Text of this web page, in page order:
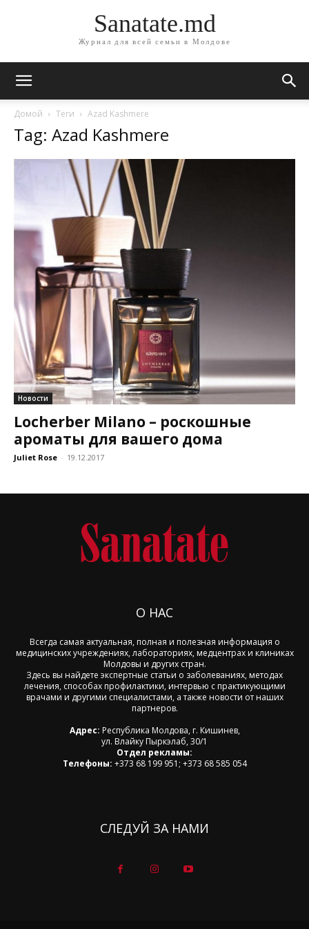
Sanatate.md
Журнал для всей семьи в Молдове
Домой Теги Azad Kashmere
Tag: Azad Kashmere
Новости
Locherber Milano – роскошные
ароматы для вашего дома
Juliet Rose - 19.12.2017
О НАС
Всегда самая актуальная, полная и полезная информация о
медицинских учреждениях, лабораториях, медцентрах и клиниках
Молдовы и других стран.
Здесь вы найдете экспертные статьи о заболеваниях, методах
лечения, способах профилактики, интервью с практикующими
врачами и другими специалистами, а также новости от наших
партнеров.
Адрес: Республика Молдова, г. Кишинев,
ул. Влайку Пыркэлаб, 30/1
Отдел рекламы:
Телефоны: +373 68 199 951; +373 68 585 054
СЛЕДУЙ ЗА НАМИ